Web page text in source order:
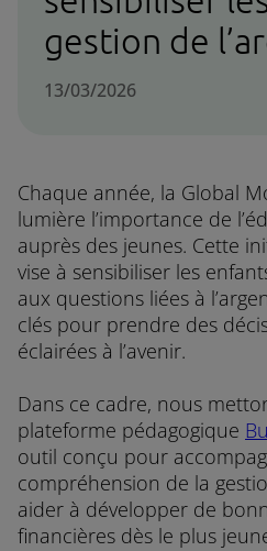
gestion de
13/03/2026
Chaque année, la Global
lumière l’importance de
auprès des jeunes. Cette
vise à sensibiliser les
aux questions liées à
clés pour prendre des
éclairées à l’avenir.
Dans ce cadre, nous
plateforme pédagogique
outil conçu pour
compréhension de la
aider à développer de
financières dès le plus